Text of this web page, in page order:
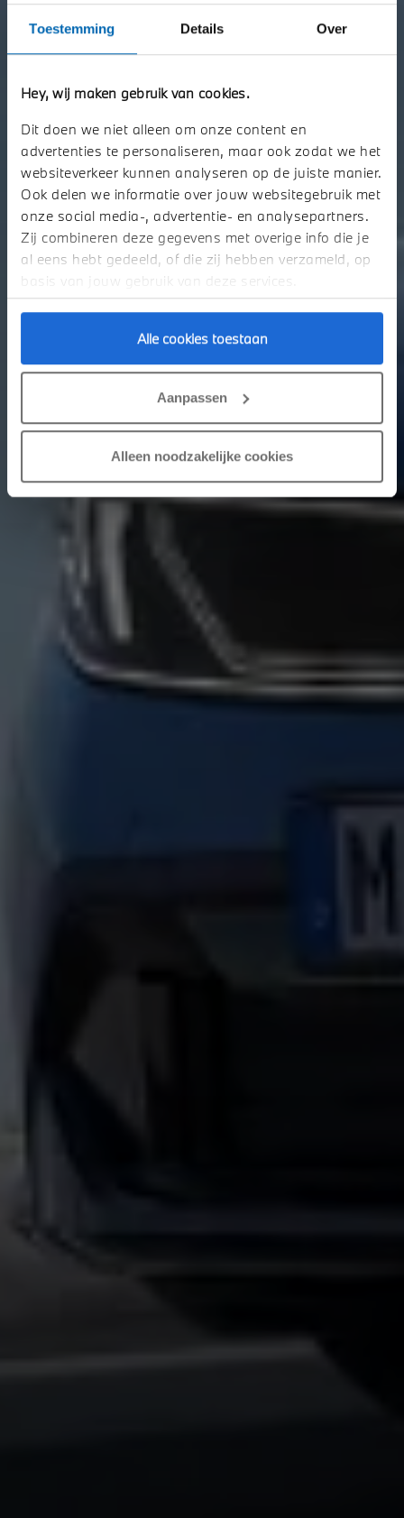
Toestemming Details Over
Hey, wij maken gebruik van cookies.
Dit doen we niet alleen om onze content en
advertenties te personaliseren, maar ook zodat we het
websiteverkeer kunnen analyseren op de juiste manier.
Ook delen we informatie over jouw websitegebruik met
onze social media-, advertentie- en analysepartners.
Zij combineren deze gegevens met overige info die je
al eens hebt gedeeld, of die zij hebben verzameld, op
basis van jouw gebruik van deze services.
Alle cookies toestaan
Aanpassen
Alleen noodzakelijke cookies
WELKOM BIJ NOBRACARS BMW.
De nieuwe BMW i3 Sedan. Vanaf nu te bestellen als First Edition.
Plan uw onderhoud
Nieuwe BMW i3 Sedan First Edition